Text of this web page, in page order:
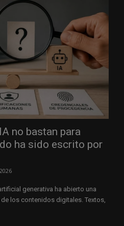
no bastan para
ha sido escrito por
generativa ha abierto una
los contenidos digitales. Textos,